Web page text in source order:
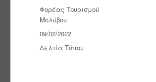
Συντάκτης
Φορέας Τουρισμού
Μολύβου
Δημοσιεύτηκε
την
09/02/2022
Κατηγορίες
Δελτία Τύπου